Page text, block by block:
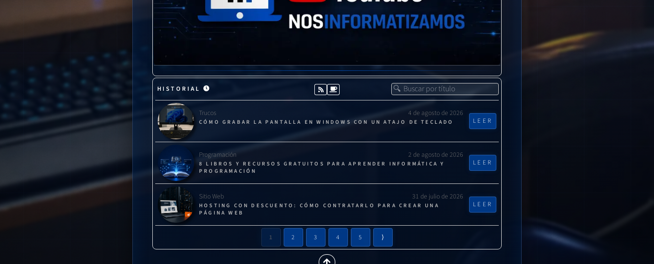
Al deshabilitar este servicio, las actualizaciones automáticas de Windows dejarán de ejecutarse, lo
que te permite evitar posibles problemas derivados de nuevas actualizaciones.
“Deshabilitar las actualizaciones automáticas de Windows puede evitar inconvenientes, pero debes
recordar que es importante instalar actualizaciones críticas de seguridad manualmente.”
HISTORIAL
Trucos 4 de agosto de 2026
CÓMO GRABAR LA PANTALLA EN WINDOWS CON UN ATAJO DE TECLADO LEER
Programación 2 de agosto de 2026
8 LIBROS Y RECURSOS GRATUITOS PARA APRENDER INFORMÁTICA Y
PROGRAMACIÓN
LEER
Sitio Web 31 de julio de 2026
HOSTING CON DESCUENTO: CÓMO CONTRATARLO PARA CREAR UNA
PÁGINA WEB
LEER
1 2 3 4 5 ⟩